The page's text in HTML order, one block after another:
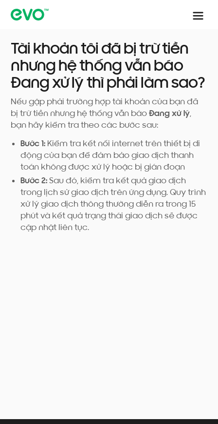
Tài khoản tôi đã bị trừ tiền
nhưng hệ thống vẫn báo
Đang xử lý thì phải làm sao?
Nếu gặp phải trường hợp tài khoản của bạn đã
bị trừ tiền nhưng hệ thống vẫn báoĐang xử lý,
bạn hãy kiểm tra theo các bước sau:
Bước 1: Kiểm tra kết nối internet trên thiết bị di
động của bạn để đảm bảo giao dịch thanh
toán không được xử lý hoặc bị gián đoạn
Bước 2:Sau đó, kiểm tra kết quả giao dịch
trong lịch sử giao dịch trên ứng dụng. Quy trình
xử lý giao dịch thông thường diễn ra trong 15
phút và kết quả trạng thái giao dịch sẽ được
cập nhật liên tục.